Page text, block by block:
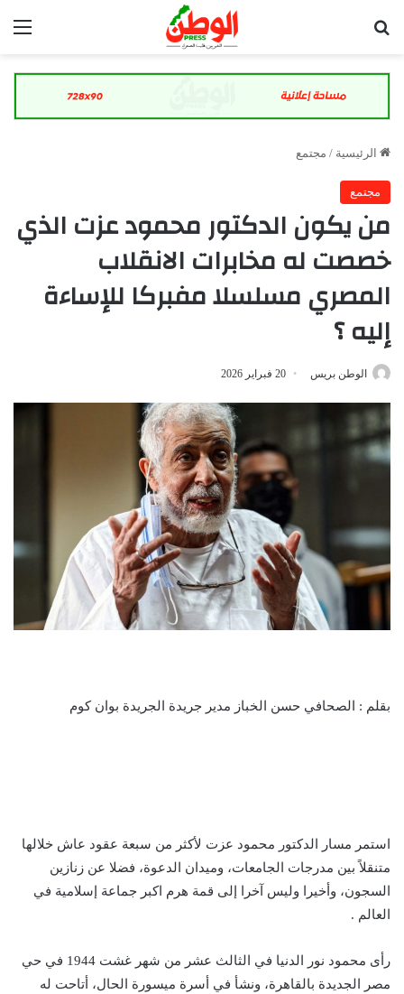
الرئيسية / مجتمع
مجتمع
من يكون الدكتور محمود عزت الذي
خصصت له مخابرات الانقلاب
المصري مسلسلا مفبركا للإساءة
إليه ؟
الوطن بريس 20 فبراير 2026
بقلم : الصحافي حسن الخباز مدير جريدة الجريدة بوان كوم
استمر مسار الدكتور محمود عزت لأكثر من سبعة عقود عاش خلالها
متنقلاً بين مدرجات الجامعات، وميدان الدعوة، فضلا عن زنازين
السجون، وأخيرا وليس آخرا إلى قمة هرم اكبر جماعة إسلامية في
العالم .
رأى محمود نور الدنيا في الثالث عشر من شهر غشت 1944 في حي
مصر الجديدة بالقاهرة، ونشأ في أسرة ميسورة الحال، أتاحت له